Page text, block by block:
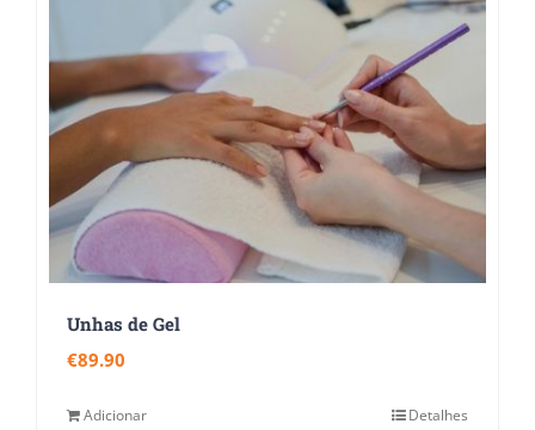
Unhas de Gel
€89.90
Adicionar Detalhes